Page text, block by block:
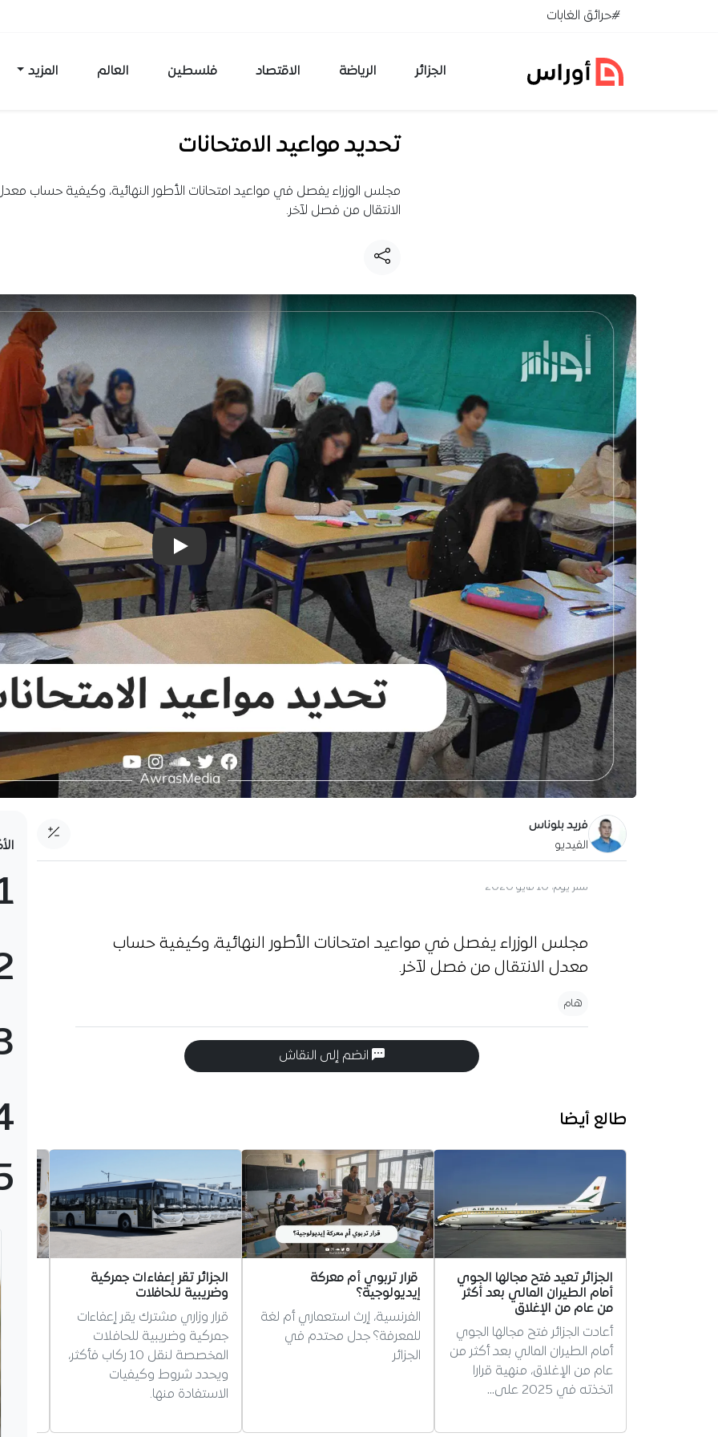
تخطي إلى المحتوى#حرائق الغابات
الجزائر الرياضة الاقتصاد فلسطين العالم المزيد
تحديد مواعيد الامتحانات
مجلس الوزراء يفصل في مواعيد امتحانات الأطور النهائية، وكيفية حساب
الانتقال من فصل لآخر.
تشغيل فيديو: تحديد مواعيد
فريد بلوناس
الفيديو
آخر تحديث:
مجلس الوزراء يفصل في مواعيد امتحانات الأطور النهائية، وكيفية حساب
معدل الانتقال من فصل لآخر.
هام
انضم إلى النقاش
طالع أيضا
الجزائر تعيد فتح مجالها الجوي
أمام الطيران المالي بعد أكثر
من عام من الإغلاق
أعادت الجزائر فتح مجالها الجوي
أمام الطيران المالي بعد أكثر من
عام من الإغلاق، منهية قرارا
اتخذته في 2025 على…
قرار تربوي أم معركة
إيديولوجية؟
الفرنسية، إرث استعماري أم لغة
للمعرفة؟ جدل محتدم في
الجزائر
الجزائر تقر إعفاءات جمركية
وضريبية للحافلات
قرار وزاري مشترك يقر إعفاءات
جمركية وضريبية للحافلات
المخصصة لنقل 10 ركاب فأكثر،
ويحدد شروط وكيفيات
الاستفادة منها.